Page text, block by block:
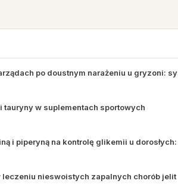
po doustnym narażeniu u gryzoni:
tauryny w suplementach sportowych
i piperyną na kontrolę glikemii u
nieswoistych zapalnych chorób jelit